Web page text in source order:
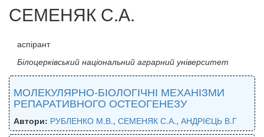
СЕМЕНЯК С.А.
аспірант
Білоцерківський національний аграрний університет
МОЛЕКУЛЯРНО-БІОЛОГІЧНІ МЕХАНІЗМИ
РЕПАРАТИВНОГО ОСТЕОГЕНЕЗУ
Автори: РУБЛЕНКО М.В., СЕМЕНЯК С.А., АНДРІЄЦЬ В.Г